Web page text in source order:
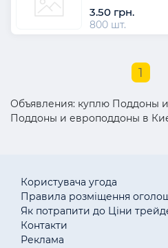
3.50 грн.
800 шт.
1
Объявления: куплю Поддоны
Поддоны и европоддоны в
Користувача угода
Правила розміщення
Як потрапити до Ціни
Контакти
Реклама